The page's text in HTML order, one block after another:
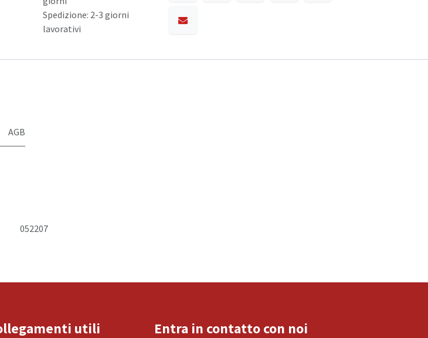
Spedizione: 2-3 giorni
lavorativi
AGB
052207
utili Entra in contatto con noi